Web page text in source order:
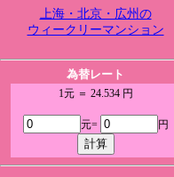
上海・北京・広州の
ウィークリーマンション
為替レート
1元 ＝ 24.534 円
元= 円